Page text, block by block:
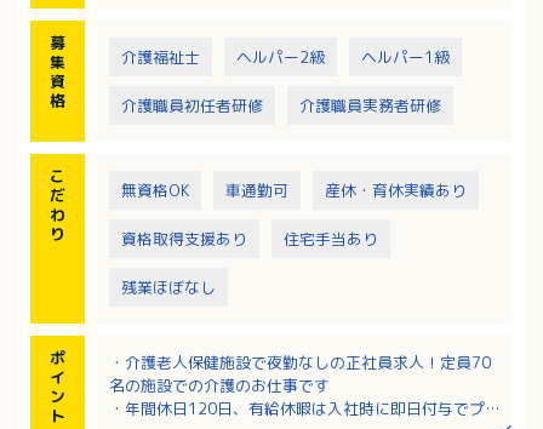
募
集
資
格
介護福祉士 ヘルパー2級 ヘルパー1級
介護職員初任者研修 介護職員実務者研修
こ
だ
わ
り
無資格OK 車通勤可 産休・育休実績あり
資格取得支援あり 住宅手当あり
残業ほぼなし
ポ
イ
ン
ト
・介護老人保健施設で夜勤なしの正社員求人！定員70
名の施設での介護のお仕事です
・年間休日120日、有給休暇は入社時に即日付与でプラ